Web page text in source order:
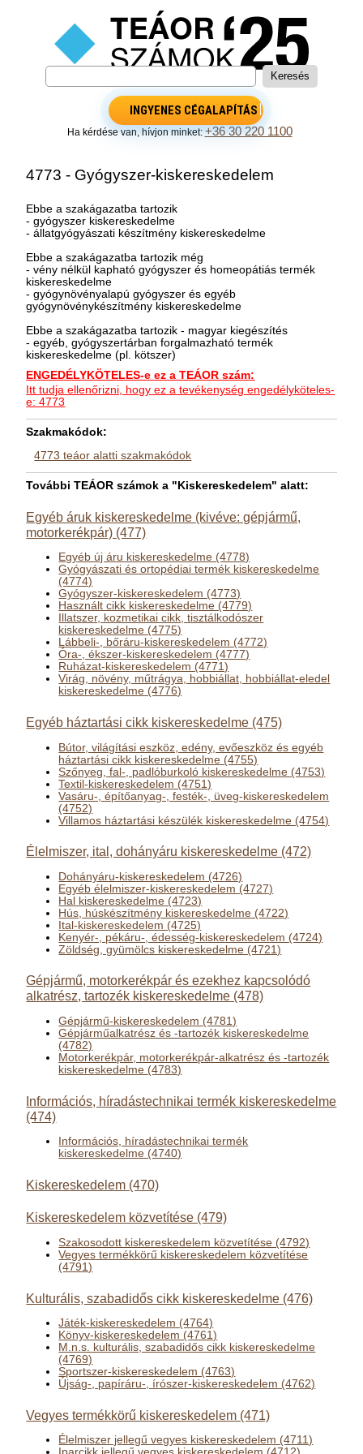
INGYENES CÉGALAPÍTÁS
Ha kérdése van, hívjon minket:+36 30 220 1100
4773 - Gyógyszer-kiskereskedelem
Ebbe a szakágazatba tartozik
- gyógyszer kiskereskedelme
- állatgyógyászati készítmény kiskereskedelme
Ebbe a szakágazatba tartozik még
- vény nélkül kapható gyógyszer és homeopátiás termék
kiskereskedelme
- gyógynövényalapú gyógyszer és egyéb
gyógynövénykészítmény kiskereskedelme
Ebbe a szakágazatba tartozik - magyar kiegészítés
- egyéb, gyógyszertárban forgalmazható termék
kiskereskedelme (pl. kötszer)
ENGEDÉLYKÖTELES-e ez a TEÁOR szám:
Itt tudja ellenőrizni, hogy ez a tevékenység engedélyköteles-
e: 4773
Szakmakódok:
4773 teáor alatti szakmakódok
További TEÁOR számok a "Kiskereskedelem" alatt:
Egyéb áruk kiskereskedelme (kivéve: gépjármű,
motorkerékpár) (477)
Egyéb új áru kiskereskedelme (4778)
Gyógyászati és ortopédiai termék kiskereskedelme
(4774)
Gyógyszer-kiskereskedelem (4773)
Használt cikk kiskereskedelme (4779)
Illatszer, kozmetikai cikk, tisztálkodószer
kiskereskedelme (4775)
Lábbeli-, bőráru-kiskereskedelem (4772)
Óra-, ékszer-kiskereskedelem (4777)
Ruházat-kiskereskedelem (4771)
Virág, növény, műtrágya, hobbiállat, hobbiállat-eledel
kiskereskedelme (4776)
Egyéb háztartási cikk kiskereskedelme (475)
Bútor, világítási eszköz, edény, evőeszköz és egyéb
háztartási cikk kiskereskedelme (4755)
Szőnyeg, fal-, padlóburkoló kiskereskedelme (4753)
Textil-kiskereskedelem (4751)
Vasáru-, építőanyag-, festék-, üveg-kiskereskedelem
(4752)
Villamos háztartási készülék kiskereskedelme (4754)
Élelmiszer, ital, dohányáru kiskereskedelme (472)
Dohányáru-kiskereskedelem (4726)
Egyéb élelmiszer-kiskereskedelem (4727)
Hal kiskereskedelme (4723)
Hús, húskészítmény kiskereskedelme (4722)
Ital-kiskereskedelem (4725)
Kenyér-, pékáru-, édesség-kiskereskedelem (4724)
Zöldség, gyümölcs kiskereskedelme (4721)
Gépjármű, motorkerékpár és ezekhez kapcsolódó
alkatrész, tartozék kiskereskedelme (478)
Gépjármű-kiskereskedelem (4781)
Gépjárműalkatrész és -tartozék kiskereskedelme
(4782)
Motorkerékpár, motorkerékpár-alkatrész és -tartozék
kiskereskedelme (4783)
Információs, híradástechnikai termék kiskereskedelme
(474)
Információs, híradástechnikai termék
kiskereskedelme (4740)
Kiskereskedelem (470)
Kiskereskedelem közvetítése (479)
Szakosodott kiskereskedelem közvetítése (4792)
Vegyes termékkörű kiskereskedelem közvetítése
(4791)
Kulturális, szabadidős cikk kiskereskedelme (476)
Játék-kiskereskedelem (4764)
Könyv-kiskereskedelem (4761)
M.n.s. kulturális, szabadidős cikk kiskereskedelme
(4769)
Sportszer-kiskereskedelem (4763)
Újság-, papíráru-, írószer-kiskereskedelem (4762)
Vegyes termékkörű kiskereskedelem (471)
Élelmiszer jellegű vegyes kiskereskedelem (4711)